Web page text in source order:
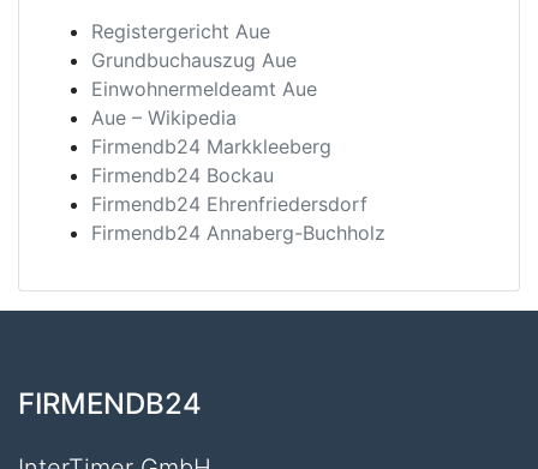
Registergericht Aue
Grundbuchauszug Aue
Einwohnermeldeamt Aue
Aue – Wikipedia
Firmendb24 Markkleeberg
Firmendb24 Bockau
Firmendb24 Ehrenfriedersdorf
Firmendb24 Annaberg-Buchholz
FIRMENDB24